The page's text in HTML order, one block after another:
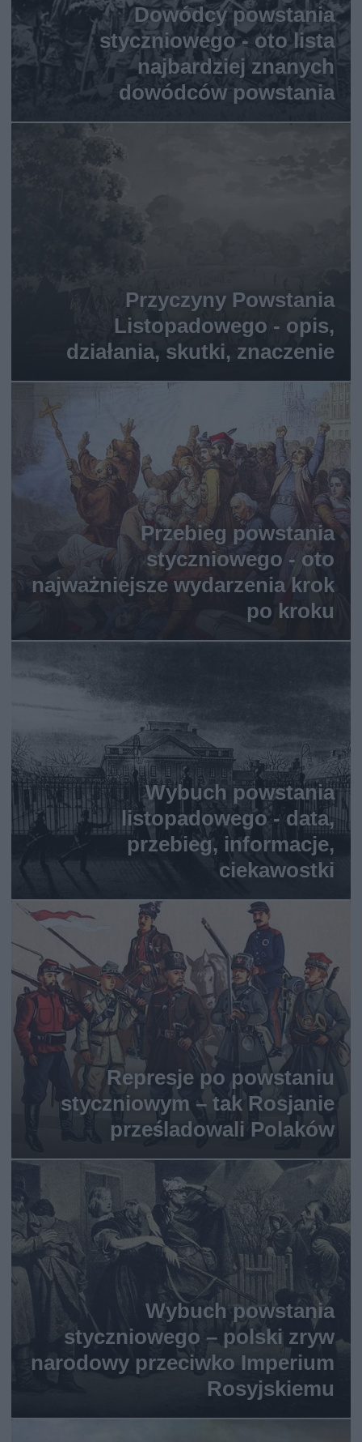
Dowódcy powstania
styczniowego - oto lista
najbardziej znanych
dowódców powstania
Przyczyny Powstania
Listopadowego - opis,
działania, skutki, znaczenie
Przebieg powstania
styczniowego - oto
najważniejsze wydarzenia krok
po kroku
Wybuch powstania
listopadowego - data,
przebieg, informacje,
ciekawostki
Represje po powstaniu
styczniowym – tak Rosjanie
prześladowali Polaków
Wybuch powstania
styczniowego – polski zryw
narodowy przeciwko Imperium
Rosyjskiemu